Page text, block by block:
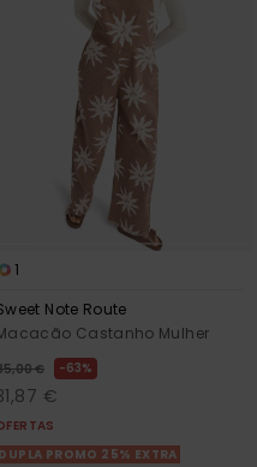
1
Note Route
Castanho Mulher
€ 63%
€
DUPLA PROMO 25% EXTRA